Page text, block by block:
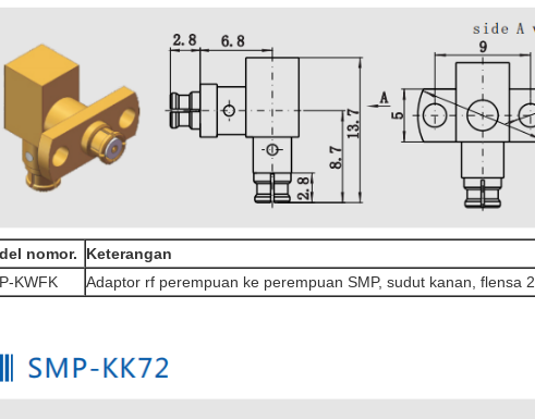
nomor.
Keterangan
KWFK
Adaptor rf perempuan ke perempuan SMP, sudut kanan, flensa 2